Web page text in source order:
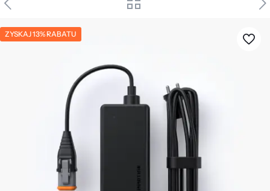
ZYSKAJ 13% RABATU